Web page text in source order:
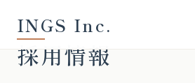
INGS Inc.
採用情報